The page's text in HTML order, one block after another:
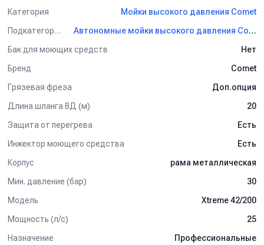
Категория
Мойки высокого давления Comet
Подкатегория
Автономные мойки высокого давления Comet
Бак для моющих средств
Нет
Бренд
Comet
Грязевая фреза
Доп.опция
Длина шланга ВД (м)
20
Защита от перегрева
Есть
Инжектор моющего средства
Есть
Корпус
рама металлическая
Мин. давление (бар)
30
Модель
Xtreme 42/200
Мощность (л/с)
25
Назначение
Профессиональные